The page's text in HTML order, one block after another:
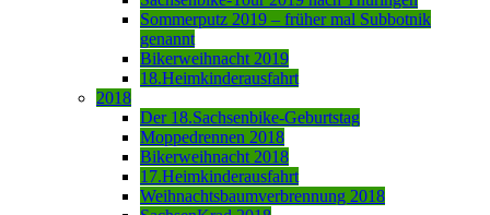
Sommerputz 2019 – früher mal Subbotnik
genannt
Bikerweihnacht 2019
18.Heimkinderausfahrt
2018
Der 18.Sachsenbike-Geburtstag
Moppedrennen 2018
Bikerweihnacht 2018
17.Heimkinderausfahrt
Weihnachtsbaumverbrennung 2018